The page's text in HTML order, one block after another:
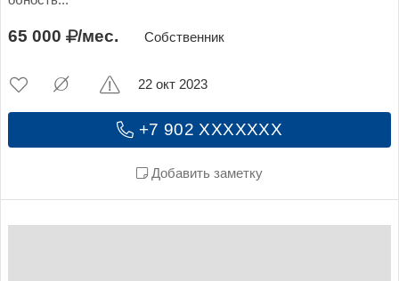
65 000 /мес. Собственник
+7 902 XXXXXXX
Добавить заметку
22 окт 2023